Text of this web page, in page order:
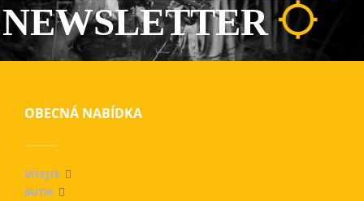
NEWSLETTER
OBECNÁ NABÍDKA
VÍTEJTE
BUTIK